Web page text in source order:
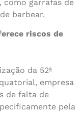
como garrafas de
barbear.
riscos de
da 52ª
empresa
de falta de
pela